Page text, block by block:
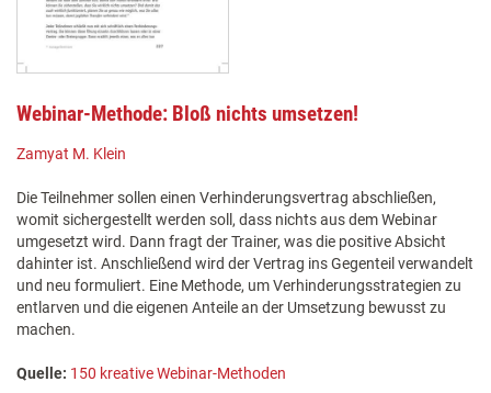
Webinar-Methode: Bloß nichts umsetzen!
Zamyat M. Klein
Die Teilnehmer sollen einen Verhinderungsvertrag abschließen,
womit sichergestellt werden soll, dass nichts aus dem Webinar
umgesetzt wird. Dann fragt der Trainer, was die positive Absicht
dahinter ist. Anschließend wird der Vertrag ins Gegenteil verwandelt
und neu formuliert. Eine Methode, um Verhinderungsstrategien zu
entlarven und die eigenen Anteile an der Umsetzung bewusst zu
machen.
Quelle: 150 kreative Webinar-Methoden